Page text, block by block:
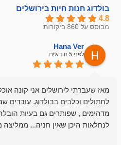
בולדוג חנות חיות בירושלים
4.8
מבוסס על 860 ביקורות
Hana Ver
לפני 5 חודשים
מאז שעברתי לירושלים אני קונה
לחתולים וכלבים בבולדוג. עובדים
מדהימים , שפותרים גם בעיות
לנחלאות היכן שאין חניה... ממליצה